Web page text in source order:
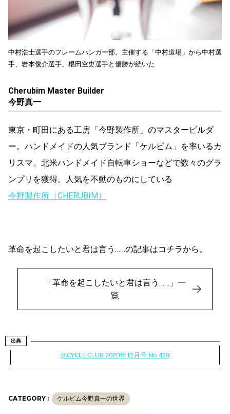
中村浩士選手のフレームハンガー部。主催する「中村道場」から中村選
手、岩本俊介選手、根田空史選手と優勝が続いた
Cherubim Master Builder
今野真一
東京・町田にある工房「今野製作所」のマスタービルダ
ー。ハンドメイドの人気ブランド「ケルビム」を率いるカ
リスマ。北米ハンドメイド自転車ショーなどで数々のグラ
ンプリを獲得。人気を不動のものにしている
今野製作所（CHERUBIM）
革命を起こしたいと君は言う……の記事はコチラから。
「革命を起こしたいと君は言う……」一
覧
出典
BiCYCLE CLUB 2020年12月号 No.428
CATEGORY : ケルビム今野真一の世界